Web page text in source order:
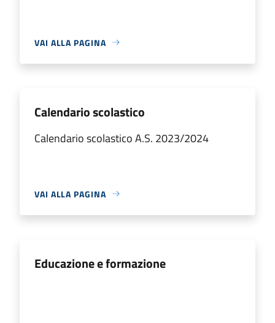
VAI ALLA PAGINA
Calendario scolastico
Calendario scolastico A.S. 2023/2024
VAI ALLA PAGINA
Educazione e formazione